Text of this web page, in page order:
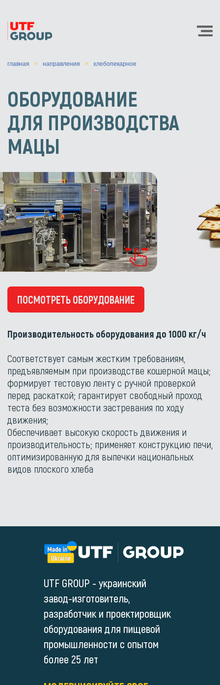
главная направления хлебопекарное
ОБОРУДОВАНИЕ
ДЛЯ ПРОИЗВОДСТВА
МАЦЫ
ПОСМОТРЕТЬ ОБОРУДОВАНИЕ
Производительность оборудования до 1000 кг/ч
Соответствует самым жестким требованиям,
предъявляемым при производстве кошерной мацы;
формирует тестовую ленту с ручной проверкой
перед раскаткой; гарантирует свободный проход
теста без возможности застревания по ходу
движения;
Обеспечивает высокую скорость движения и
производительность; применяет конструкцию печи,
оптимизированную для выпечки национальных
видов плоского хлеба
UTF GROUP - украинский
завод-изготовитель,
разработчик и проектировщик
оборудования для пищевой
промышленности с опытом
более 25 лет